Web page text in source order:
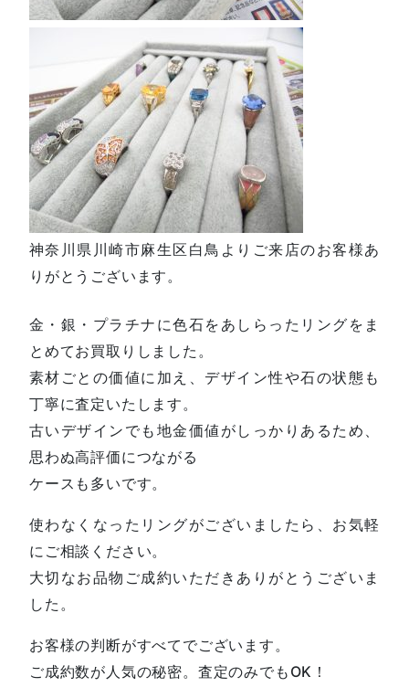
神奈川県川崎市麻生区白鳥よりご来店のお客様あ
りがとうございます。
金・銀・プラチナに色石をあしらったリングをま
とめてお買取りしました。
素材ごとの価値に加え、デザイン性や石の状態も
丁寧に査定いたします。
古いデザインでも地金価値がしっかりあるため、
思わぬ高評価につながる
ケースも多いです。
使わなくなったリングがございましたら、お気軽
にご相談ください。
大切なお品物ご成約いただきありがとうございま
した。
お客様の判断がすべてでございます。
ご成約数が人気の秘密。査定のみでもOK！